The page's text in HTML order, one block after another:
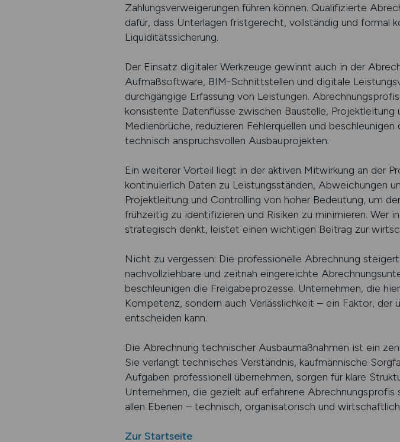
Zahlungsverweigerungen führen können. Qualifizierte
dafür, dass Unterlagen fristgerecht, vollständig und formal
Liquiditätssicherung.
Der Einsatz digitaler Werkzeuge gewinnt auch in der
Aufmaßsoftware, BIM-Schnittstellen und digitale
durchgängige Erfassung von Leistungen.
konsistente Datenflüsse zwischen Baustelle,
Medienbrüche, reduzieren Fehlerquellen und
technisch anspruchsvollen Ausbauprojekten.
Ein weiterer Vorteil liegt in der aktiven Mitwirkung an der
kontinuierlich Daten zu Leistungsständen, Abweichungen
Projektleitung und Controlling von hoher Bedeutung, um
frühzeitig zu identifizieren und Risiken zu minimieren. Wer
strategisch denkt, leistet einen wichtigen Beitrag zur
Nicht zu vergessen: Die professionelle Abrechnung
nachvollziehbare und zeitnah eingereichte
beschleunigen die Freigabeprozesse. Unternehmen, die
Kompetenz, sondern auch Verlässlichkeit – ein Faktor,
entscheiden kann.
Die Abrechnung technischer Ausbaumaßnahmen ist ein
Sie verlangt technisches Verständnis, kaufmännische
Aufgaben professionell übernehmen, sorgen für klare
Unternehmen, die gezielt auf erfahrene
allen Ebenen – technisch, organisatorisch und
Zur Startseite